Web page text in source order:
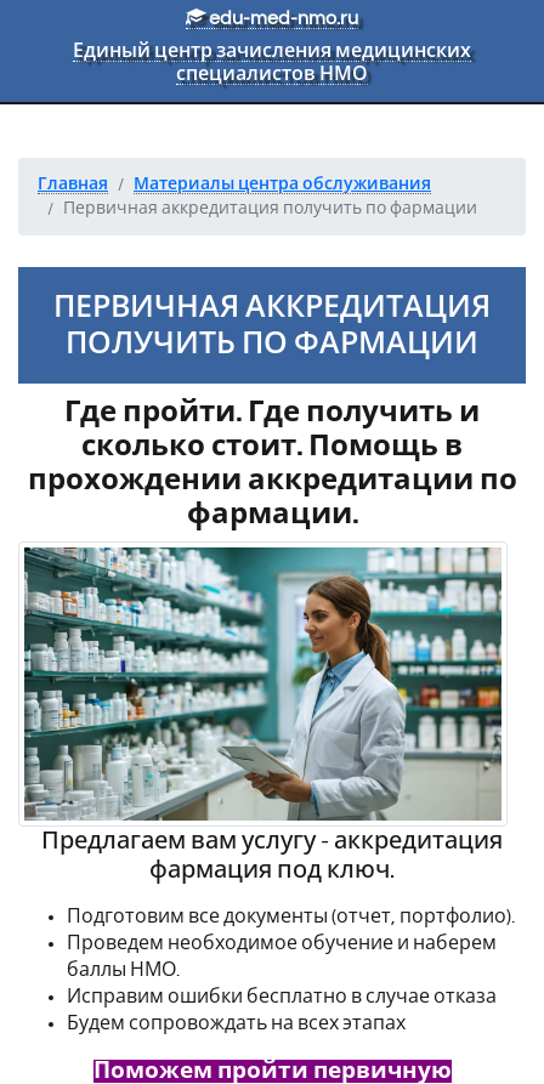
Перейти к основному текстуedu-med-nmo.ru
Единый центр зачисления медицинских
специалистов НМО
Главная
Материалы центра обслуживания
Первичная аккредитация получить по фармации
ПЕРВИЧНАЯ АККРЕДИТАЦИЯ
ПОЛУЧИТЬ ПО ФАРМАЦИИ
Где пройти. Где получить и
сколько стоит. Помощь в
прохождении аккредитации по
фармации.
Предлагаем вам услугу - аккредитация
фармация под ключ.
Подготовим все документы (отчет, портфолио).
Проведем необходимое обучение и наберем
баллы НМО.
Исправим ошибки бесплатно в случае отказа
Будем сопровождать на всех этапах
Поможем пройти первичную